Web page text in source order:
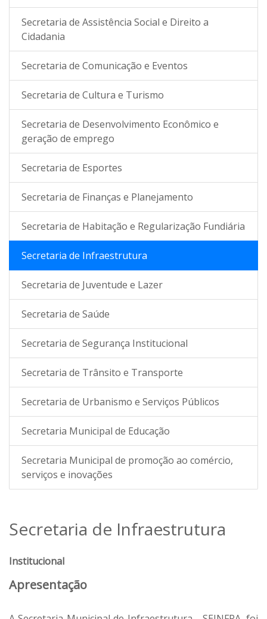
Secretaria de Assistência Social e Direito a
Cidadania
Secretaria de Comunicação e Eventos
Secretaria de Cultura e Turismo
Secretaria de Desenvolvimento Econômico e
geração de emprego
Secretaria de Esportes
Secretaria de Finanças e Planejamento
Secretaria de Habitação e Regularização Fundiária
Secretaria de Infraestrutura
Secretaria de Juventude e Lazer
Secretaria de Saúde
Secretaria de Segurança Institucional
Secretaria de Trânsito e Transporte
Secretaria de Urbanismo e Serviços Públicos
Secretaria Municipal de Educação
Secretaria Municipal de promoção ao comércio,
serviços e inovações
Secretaria de Infraestrutura
Institucional
Apresentação